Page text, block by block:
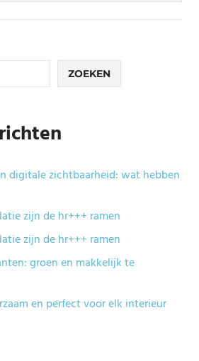
ZOEKEN
digitale zichtbaarheid: wat hebben
zijn de hr+++ ramen
zijn de hr+++ ramen
groen en makkelijk te
en perfect voor elk interieur